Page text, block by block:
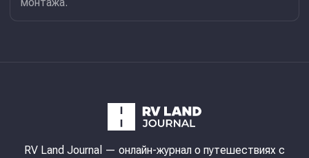
RV Land Journal — онлайн-журнал о путешествиях с